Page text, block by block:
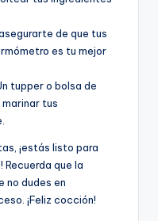
de que tus
es tu mejor
tupper o bolsa de
tus
¡estás listo para
que la
no dudes en
¡Feliz cocción!